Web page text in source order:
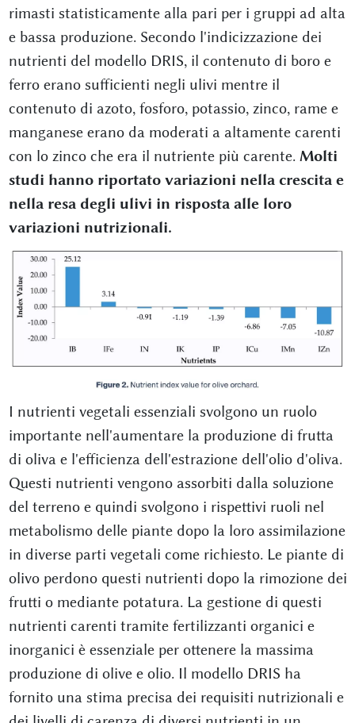
rimasti statisticamente alla pari per i gruppi ad alta
e bassa produzione. Secondo l'indicizzazione dei
nutrienti del modello DRIS, il contenuto di boro e
ferro erano sufficienti negli ulivi mentre il
contenuto di azoto, fosforo, potassio, zinco, rame e
manganese erano da moderati a altamente carenti
con lo zinco che era il nutriente più carente. Molti
studi hanno riportato variazioni nella crescita e
nella resa degli ulivi in risposta alle loro
variazioni nutrizionali.
I nutrienti vegetali essenziali svolgono un ruolo
importante nell'aumentare la produzione di frutta
di oliva e l'efficienza dell'estrazione dell'olio d'oliva.
Questi nutrienti vengono assorbiti dalla soluzione
del terreno e quindi svolgono i rispettivi ruoli nel
metabolismo delle piante dopo la loro assimilazione
in diverse parti vegetali come richiesto. Le piante di
olivo perdono questi nutrienti dopo la rimozione dei
frutti o mediante potatura. La gestione di questi
nutrienti carenti tramite fertilizzanti organici e
inorganici è essenziale per ottenere la massima
produzione di olive e olio. Il modello DRIS ha
fornito una stima precisa dei requisiti nutrizionali e